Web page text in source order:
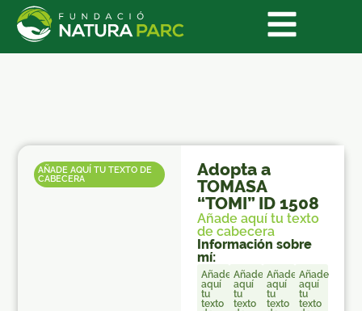
AÑADE AQUÍ TU TEXTO DE
CABECERA
Adopta a
TOMASA
“TOMI” ID 1508
Añade aquí tu texto
de cabecera
Información sobre
mí:
Añade
aquí
tu
texto
Añade
aquí
tu
texto
Añade
aquí
tu
texto
Añade
aquí
tu
texto